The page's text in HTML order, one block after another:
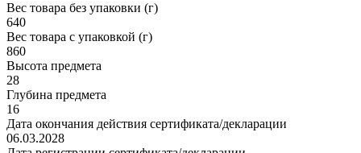
Вес товара без упаковки (г)
640
Вес товара с упаковкой (г)
860
Высота предмета
28
Глубина предмета
16
Дата окончания действия сертификата/декларации
06.03.2028